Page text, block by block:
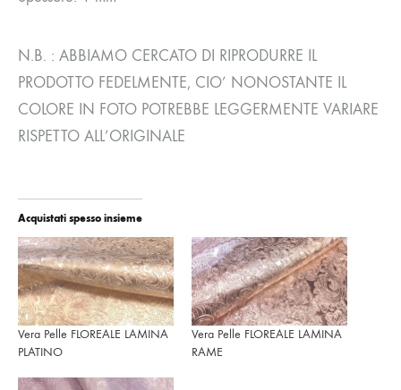
N.B. : ABBIAMO CERCATO DI RIPRODURRE IL
PRODOTTO FEDELMENTE, CIO’ NONOSTANTE IL
COLORE IN FOTO POTREBBE LEGGERMENTE VARIARE
RISPETTO ALL’ORIGINALE
Acquistati spesso insieme
Vera Pelle FLOREALE LAMINA
PLATINO
Vera Pelle FLOREALE LAMINA
RAME